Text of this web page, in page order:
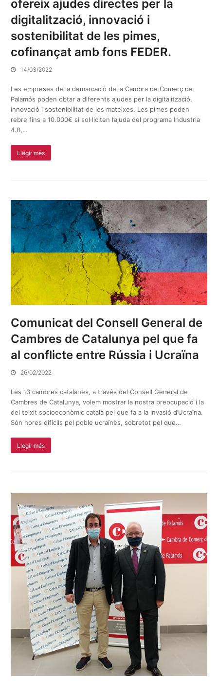
ofereix ajudes directes per la
digitalització, innovació i
sostenibilitat de les pimes,
cofinançat amb fons FEDER.
14/03/2022
Les empreses de la demarcació de la Cambra de Comerç de
Palamós poden obtar a diferents ajudes per la digitalització,
innovació i sostenibilitat de les mateixes. Les pimes poden
rebre fins a 10.000€ si sol·liciten l’ajuda del programa Industria
4.0,…
Llegir més
Comunicat del Consell General de
Cambres de Catalunya pel que fa
al conflicte entre Rússia i Ucraïna
26/02/2022
Les 13 cambres catalanes, a través del Consell General de
Cambres de Catalunya, volem mostrar la nostra preocupació i la
del teixit socioeconòmic català pel que fa a la invasió d’Ucraïna.
Són hores difícils pel poble ucraïnès, sobretot pel que…
Llegir més